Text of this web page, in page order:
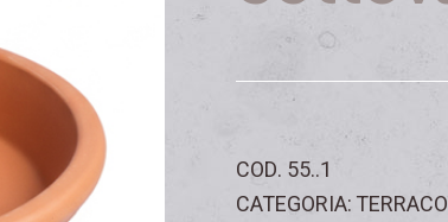
COD. 55..1
CATEGORIA: